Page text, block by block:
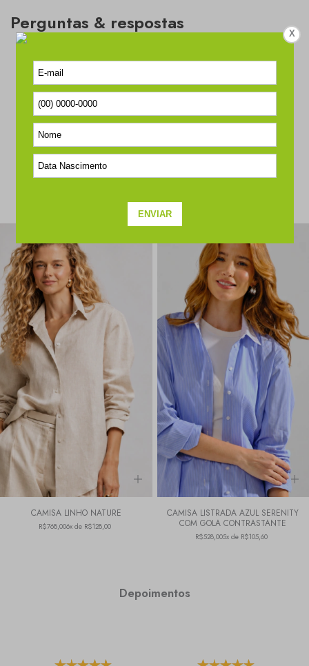
Perguntas & respostas
SEJA O PRIMEIRO A PERGUNTAR
COMPLETE O SEU LOOK
CAMISA LINHO NATURE
R$768,006x de R$128,00
CAMISA LISTRADA AZUL SERENITY
COM GOLA CONTRASTANTE
R$528,005x de R$105,60
Depoimentos
X